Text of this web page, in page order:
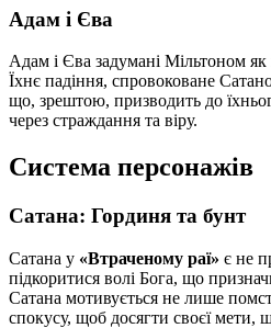
Адам і Єва
Адам і Єва задумані Мільтоном
Їхнє падіння, спровоковане
що, зрештою, призводить до
через страждання та віру.
Система персонажів
Сатана: Гординя та бунт
Сатана у «Втраченому раї» є не
підкоритися волі Бога, що
Сатана мотивується не лише
спокусу, щоб досягти своєї мети,